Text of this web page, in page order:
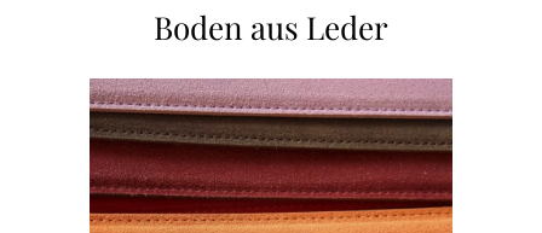
Boden aus Leder